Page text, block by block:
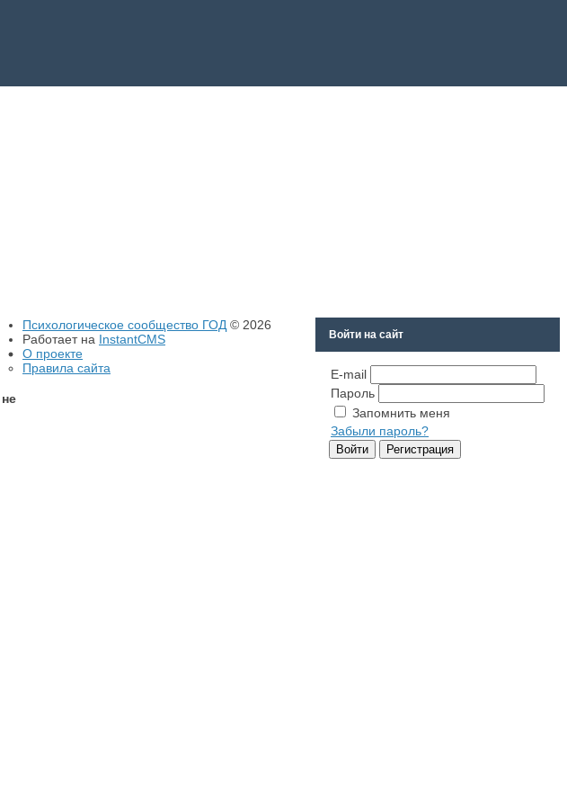
не
Войти на сайт
E-mail
Пароль
Запомнить меня
Забыли пароль?
Психологическое сообщество ГОД © 2026
Работает на InstantCMS
О проекте
Правила сайта